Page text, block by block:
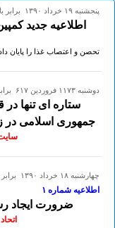
پنجشنبه ۱۹ خرداد ۱۳۹۰ برابر با ۰۹ ژوئن ۲۰۱۱
اطلاعیه جدید
تحصن و اعتصاب غذا را پایان
دوشنبه ۱۱۷۳ فروردين ۶۱۷ برابر با ۰۱ ژانويه ۰۰۰۱
ستاره ای تنها
جمهوری اسلامی در
چهارشنبه ۱۸ خرداد ۱۳۹۰ برابر با ۰۸ ژوئن ۲۰۱۱
اطلاعيه شماره ۱
ضرورت ايجاد